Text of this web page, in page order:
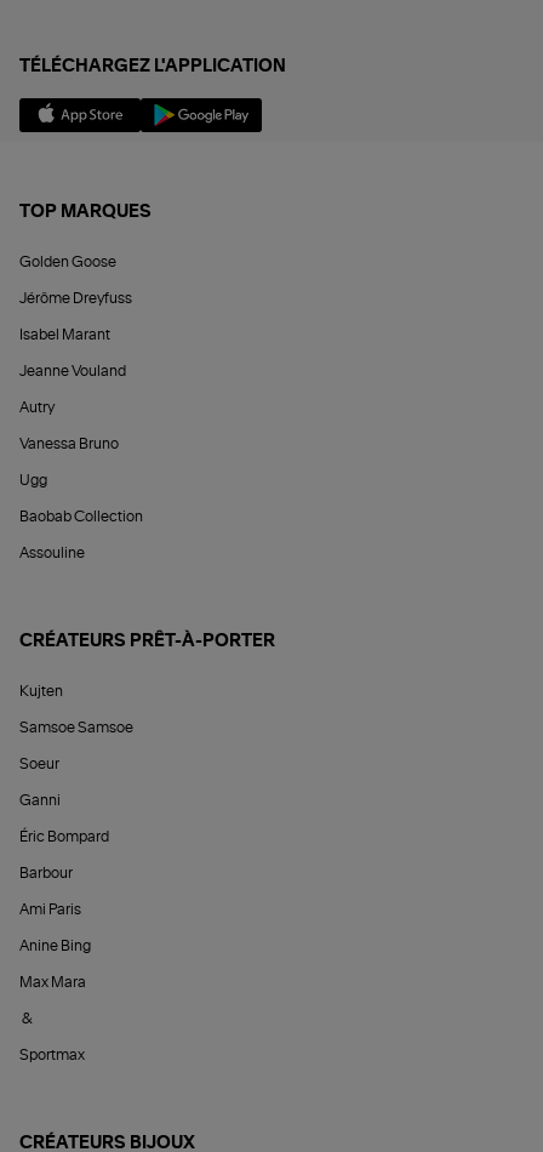
TÉLÉCHARGEZ L'APPLICATION
TOP MARQUES
Golden Goose
Jérôme Dreyfuss
Isabel Marant
Jeanne Vouland
Autry
Vanessa Bruno
Ugg
Baobab Collection
Assouline
CRÉATEURS PRÊT-À-PORTER
Kujten
Samsoe Samsoe
Soeur
Ganni
Éric Bompard
Barbour
Ami Paris
Anine Bing
Max Mara
&
Sportmax
CRÉATEURS BIJOUX